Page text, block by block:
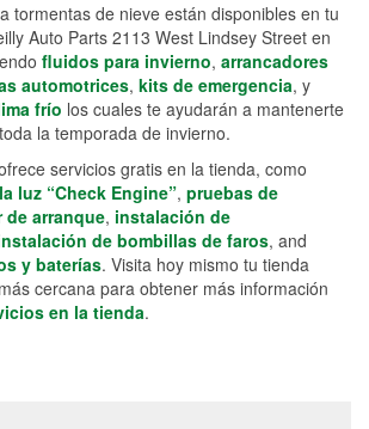
tormentas de nieve están disponibles en tu
Auto Parts 2113 West Lindsey Street en
fluidos para invierno, arrancadores
automotrices, kits de emergencia, y
frío los cuales te ayudarán a mantenerte
la temporada de invierno.
servicios gratis en la tienda, como
luz “Check Engine”, pruebas de
arranque, instalación de
de bombillas de faros, and
y baterías. Visita hoy mismo tu tienda
cercana para obtener más información
en la tienda.